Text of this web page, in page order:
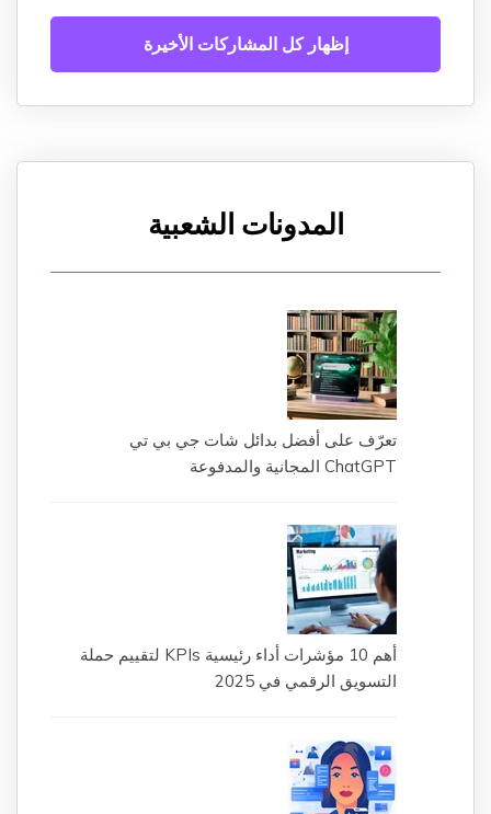
إظهار كل المشاركات الأخيرة
المدونات الشعبية
تعرّف على أفضل بدائل شات جي بي تي
ChatGPT المجانية والمدفوعة
أهم 10 مؤشرات أداء رئيسية KPIs لتقييم حملة
التسويق الرقمي في 2025